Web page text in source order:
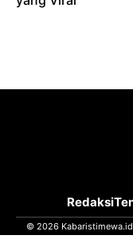
Redaksi
© 2026